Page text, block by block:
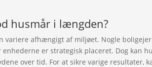
husmår i længden?
variere afhængigt af miljøet. Nogle
er strategisk placeret. Dog kan
over tid. For at sikre varige resultater,